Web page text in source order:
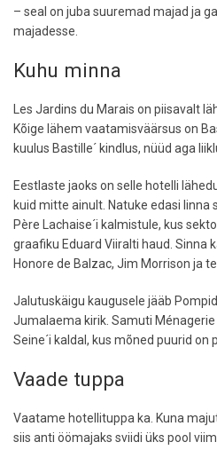
– seal on juba suuremad majad ja
majadesse.
Kuhu minna
Les Jardins du Marais on piisavalt
Kõige lähem vaatamisväärsus on
kuulus Bastille´ kindlus, nüüd aga
Eestlaste jaoks on selle hotelli
kuid mitte ainult. Natuke edasi linna
Père Lachaise´i kalmistule, kus
graafiku Eduard Viiralti haud. Sinna
Honore de Balzac, Jim Morrison ja
Jalutuskäigu kaugusele jääb
Jumalaema kirik. Samuti
Seine´i kaldal, kus mõned puurid on
Vaade tuppa
Vaatame hotellituppa ka. Kuna
siis anti öömajaks sviidi üks pool